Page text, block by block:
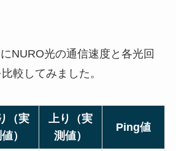
NURO光の通信速度と各光回
較してみました。
（実
）
上り（実
測値）
Ping値